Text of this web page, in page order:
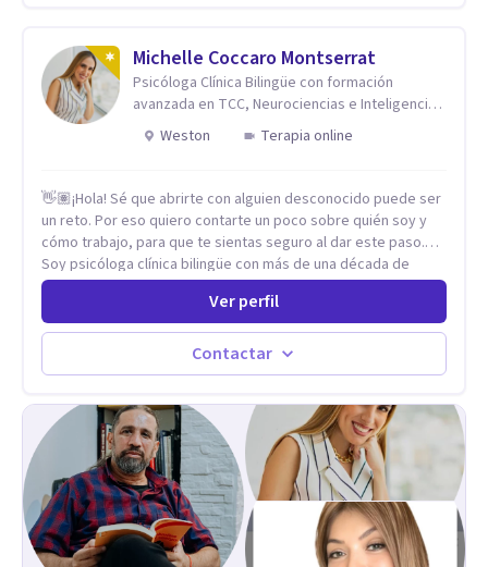
Michelle Coccaro Montserrat
Psicóloga Clínica Bilingüe con formación
avanzada en TCC, Neurociencias e Inteligencia
Emocional.
Weston Terapia online
👋🏽¡Hola! Sé que abrirte con alguien desconocido puede ser
un reto. Por eso quiero contarte un poco sobre quién soy y
cómo trabajo, para que te sientas seguro al dar este paso.
Soy psicóloga clínica bilingüe con más de una década de
experiencia. He dictado conferencias, escrito artículos y
ejercido como profesora universitaria. Un dato curioso: he
vivido en varios países y conozco de primera mano lo que
significa ser migrante, adaptarse a los cambios y empezar de
nuevo.
Ver perfil
Contactar